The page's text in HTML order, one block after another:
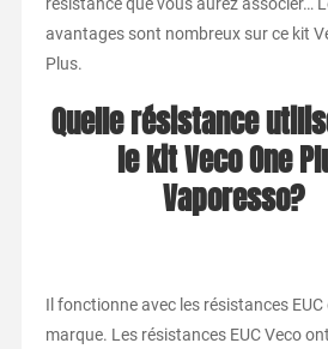
résistance que vous aurez associer…
avantages sont nombreux sur ce kit
Plus.
Quelle résistance
le kit Veco One
Vaporesso?
Il fonctionne avec les résistances EUC
marque. Les résistances EUC Veco